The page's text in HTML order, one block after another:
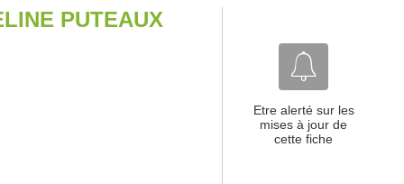
PUTEAUX
Etre alerté sur les
mises à jour de
cette fiche